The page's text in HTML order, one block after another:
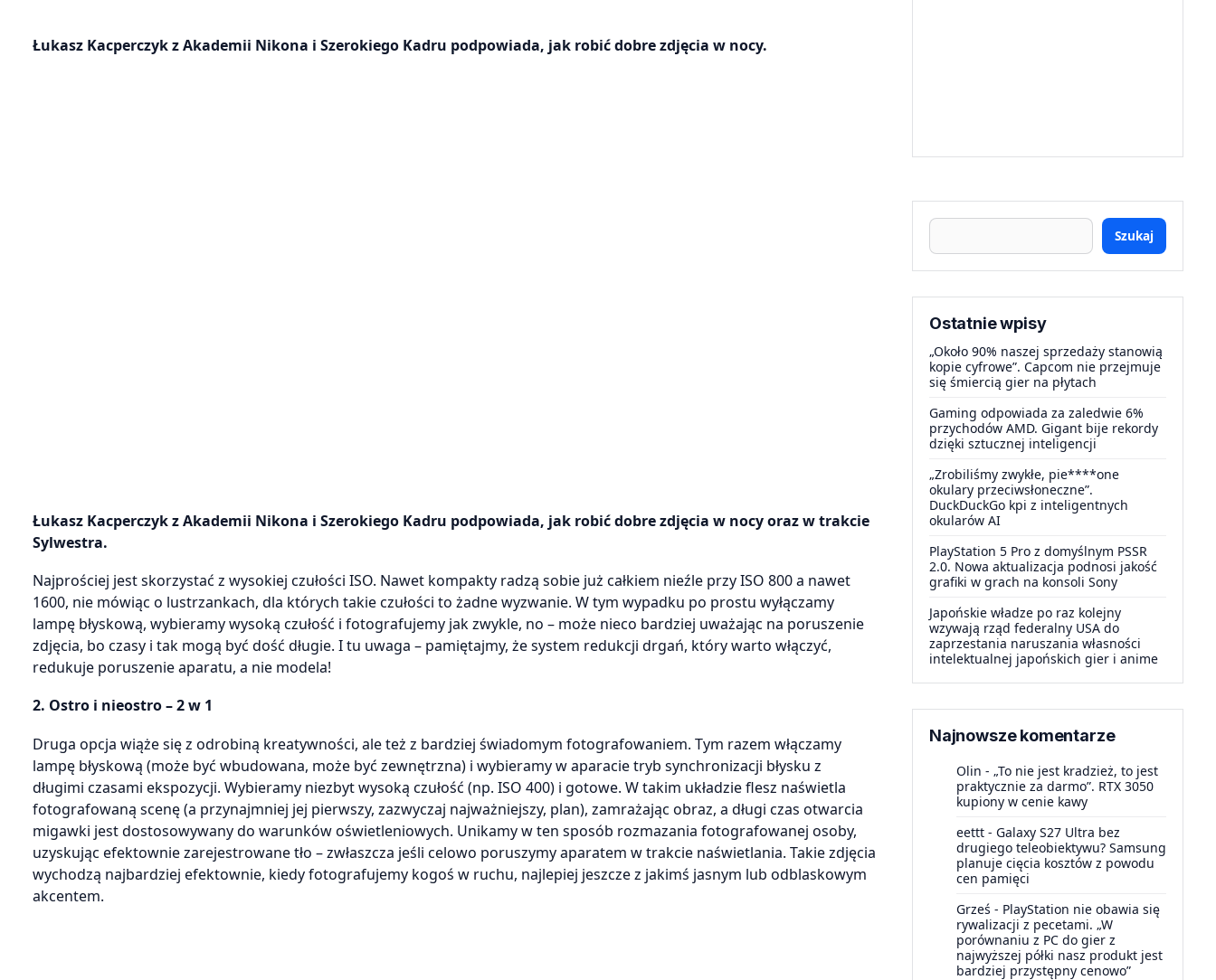
Łukasz Kacperczyk z Akademii Nikona i Szerokiego Kadru podpowiada, jak robić dobre zdjęcia w nocy.
Łukasz Kacperczyk z Akademii Nikona i Szerokiego Kadru podpowiada, jak robić dobre zdjęcia w nocy oraz w trakcie
Sylwestra.
Najprościej jest skorzystać z wysokiej czułości ISO. Nawet kompakty radzą sobie już całkiem nieźle przy ISO 800 a nawet
1600, nie mówiąc o lustrzankach, dla których takie czułości to żadne wyzwanie. W tym wypadku po prostu wyłączamy
lampę błyskową, wybieramy wysoką czułość i fotografujemy jak zwykle, no – może nieco bardziej uważając na poruszenie
zdjęcia, bo czasy i tak mogą być dość długie. I tu uwaga – pamiętajmy, że system redukcji drgań, który warto włączyć,
redukuje poruszenie aparatu, a nie modela!
2. Ostro i nieostro – 2 w 1
Druga opcja wiąże się z odrobiną kreatywności, ale też z bardziej świadomym fotografowaniem. Tym razem włączamy
lampę błyskową (może być wbudowana, może być zewnętrzna) i wybieramy w aparacie tryb synchronizacji błysku z
długimi czasami ekspozycji. Wybieramy niezbyt wysoką czułość (np. ISO 400) i gotowe. W takim układzie flesz naświetla
fotografowaną scenę (a przynajmniej jej pierwszy, zazwyczaj najważniejszy, plan), zamrażając obraz, a długi czas otwarcia
migawki jest dostosowywany do warunków oświetleniowych. Unikamy w ten sposób rozmazania fotografowanej osoby,
uzyskując efektownie zarejestrowane tło – zwłaszcza jeśli celowo poruszymy aparatem w trakcie naświetlania. Takie zdjęcia
wychodzą najbardziej efektownie, kiedy fotografujemy kogoś w ruchu, najlepiej jeszcze z jakimś jasnym lub odblaskowym
akcentem.
Szukaj
Ostatnie wpisy
„Około 90% naszej sprzedaży stanowią
kopie cyfrowe”. Capcom nie przejmuje
się śmiercią gier na płytach
Gaming odpowiada za zaledwie 6%
przychodów AMD. Gigant bije rekordy
dzięki sztucznej inteligencji
„Zrobiliśmy zwykłe, pie****one
okulary przeciwsłoneczne”.
DuckDuckGo kpi z inteligentnych
okularów AI
PlayStation 5 Pro z domyślnym PSSR
2.0. Nowa aktualizacja podnosi jakość
grafiki w grach na konsoli Sony
Japońskie władze po raz kolejny
wzywają rząd federalny USA do
zaprzestania naruszania własności
intelektualnej japońskich gier i anime
Najnowsze komentarze
Olin - „To nie jest kradzież, to jest
praktycznie za darmo”. RTX 3050
kupiony w cenie kawy
eettt - Galaxy S27 Ultra bez
drugiego teleobiektywu? Samsung
planuje cięcia kosztów z powodu
cen pamięci
Grześ - PlayStation nie obawia się
rywalizacji z pecetami. „W
porównaniu z PC do gier z
najwyższej półki nasz produkt jest
bardziej przystępny cenowo”